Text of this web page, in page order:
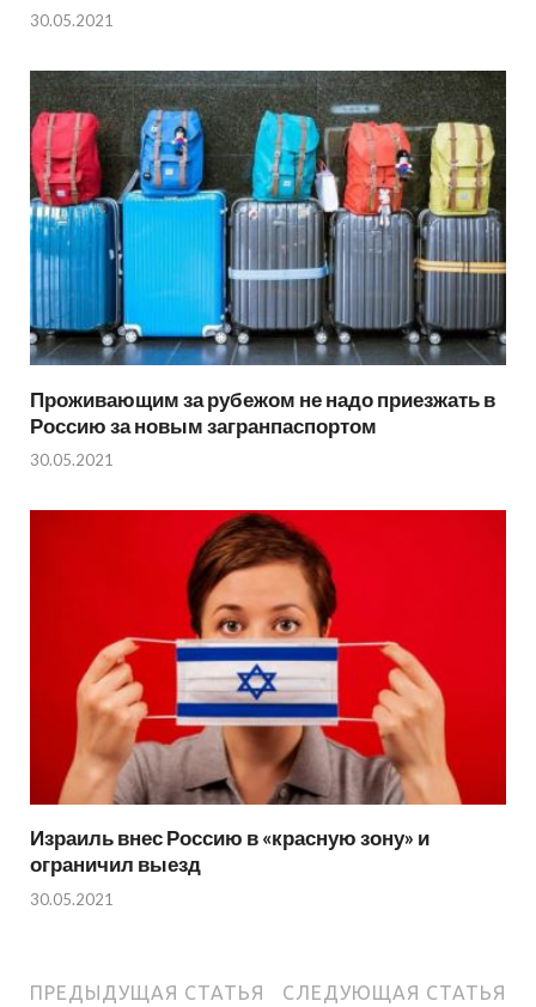
30.05.2021
Проживающим за рубежом не надо приезжать в
Россию за новым загранпаспортом
30.05.2021
Израиль внес Россию в «красную зону» и
ограничил выезд
30.05.2021
ПРЕДЫДУЩАЯ СТАТЬЯ СЛЕДУЮЩАЯ СТАТЬЯ